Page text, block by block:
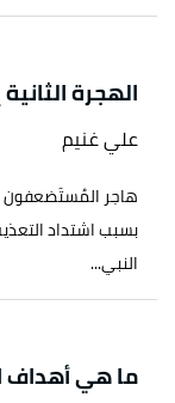
الهجرة
علي غنيم
هاجر المُستَضعفون
بسبب اشتداد
النبي...
ما هي أهداف